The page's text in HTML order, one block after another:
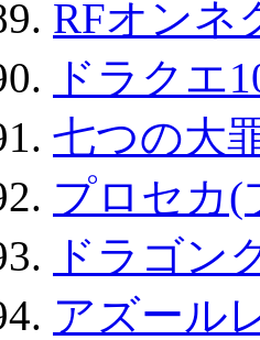
RFオンネ
ドラクエ
七つの大
プロセカ(
ドラゴン
アズール